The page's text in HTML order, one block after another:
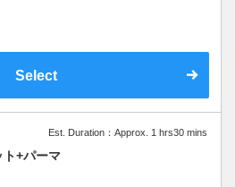
Select
Est. Duration：Approx. 1 hrs30 mins
ト+パーマ